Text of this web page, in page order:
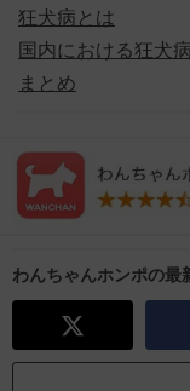
狂犬病とは
国内における狂犬
まとめ
わんちゃんホンポの最